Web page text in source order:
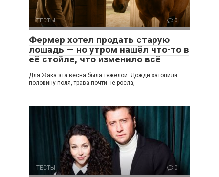
ТЕСТЫ 0
Фермер хотел продать старую
лошадь — но утром нашёл что-то в
её стойле, что изменило всё
Для Жака эта весна была тяжёлой. Дожди затопили
половину поля, трава почти не росла,
ТЕСТЫ 0